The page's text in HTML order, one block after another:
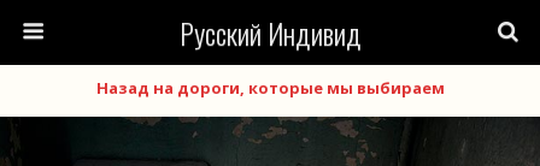
Русский Индивид
Назад на дороги, которые мы выбираем